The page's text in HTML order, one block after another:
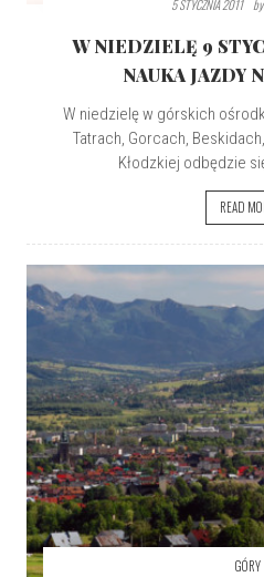
5 STYCZNIA 2011
W NIEDZIELĘ 9
NAUKA JAZDY
W niedzielę w górskich
Tatrach, Gorcach,
Kłodzkiej odbędzie
READ
GÓRY